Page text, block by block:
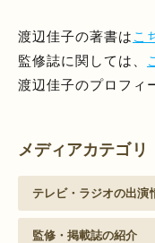
渡辺佳子の著書は こ
監修誌に関しては、
渡辺佳子のプロフィ
メディアカテゴリ
テレビ・ラジオの出演
監修・掲載誌の紹介